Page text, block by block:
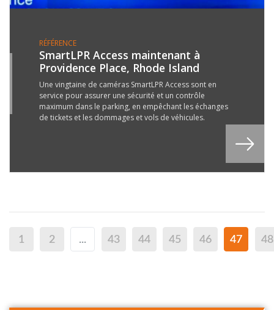
RÉFÉRENCE
SmartLPR Access maintenant à
Providence Place, Rhode Island
Une vingtaine de caméras SmartLPR Access sont en
service pour assurer une sécurité et un contrôle
maximum dans le parking, en empêchant les échanges
de tickets et les dommages et vols de véhicules.
1 2 ... 43 44 45 46 47 48